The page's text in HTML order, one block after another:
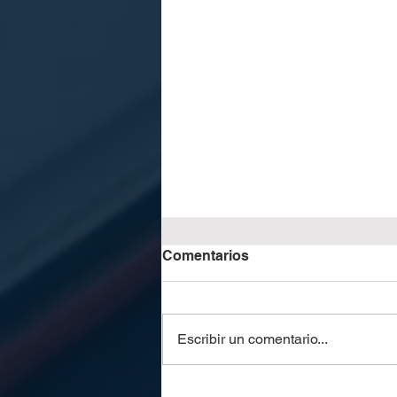
Comentarios
Escribir un comentario...